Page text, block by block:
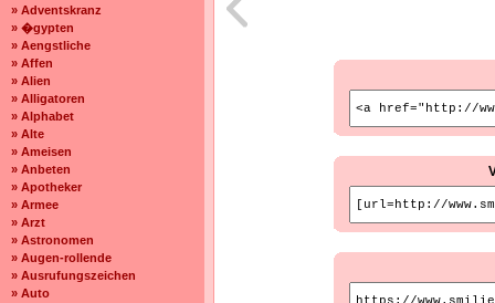
» Adventskranz
» �gypten
» Aengstliche
» Affen
» Alien
» Alligatoren
» Alphabet
» Alte
» Ameisen
» Anbeten
» Apotheker
» Armee
» Arzt
» Astronomen
» Augen-rollende
» Ausrufungszeichen
» Auto